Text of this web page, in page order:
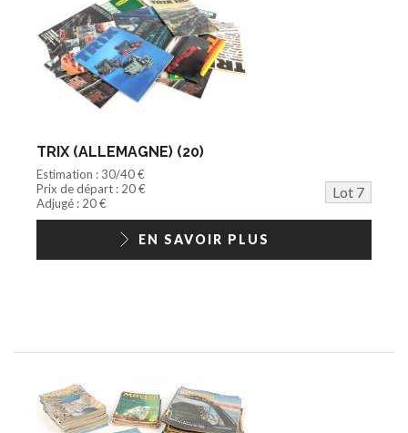
TRIX (ALLEMAGNE) (20)
Estimation : 30/40 €
Prix de départ : 20 €
Lot 7
Adjugé : 20 €
EN SAVOIR PLUS